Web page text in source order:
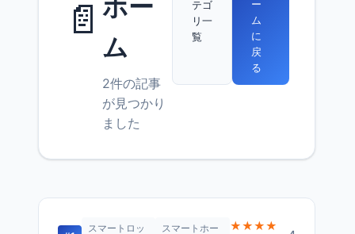
📄 ホー
ム
2件の記事
が見つかり
ました
テゴ
リ一
覧
ー
ム
に
戻
る
スマートロッ
スマートホー
★★★★